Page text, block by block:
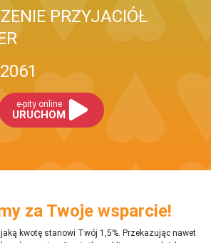
PRZYJACIÓŁ
e-pity online
URUCHOM
za Twoje wsparcie!
kwotę stanowi Twój 1,5%. Przekazując nawet